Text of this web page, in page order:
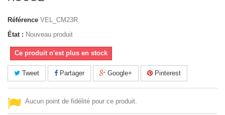
Référence VEL_CM23R
État : Nouveau produit
Ce produit n'est plus en stock
Tweet Partager Google+ Pinterest
Aucun point de fidélité pour ce produit.